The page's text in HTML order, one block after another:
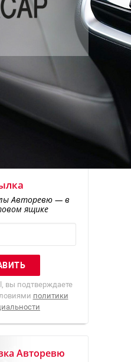
Авторевю — в
ящике
вы подтверждаете
политики
Авторевю